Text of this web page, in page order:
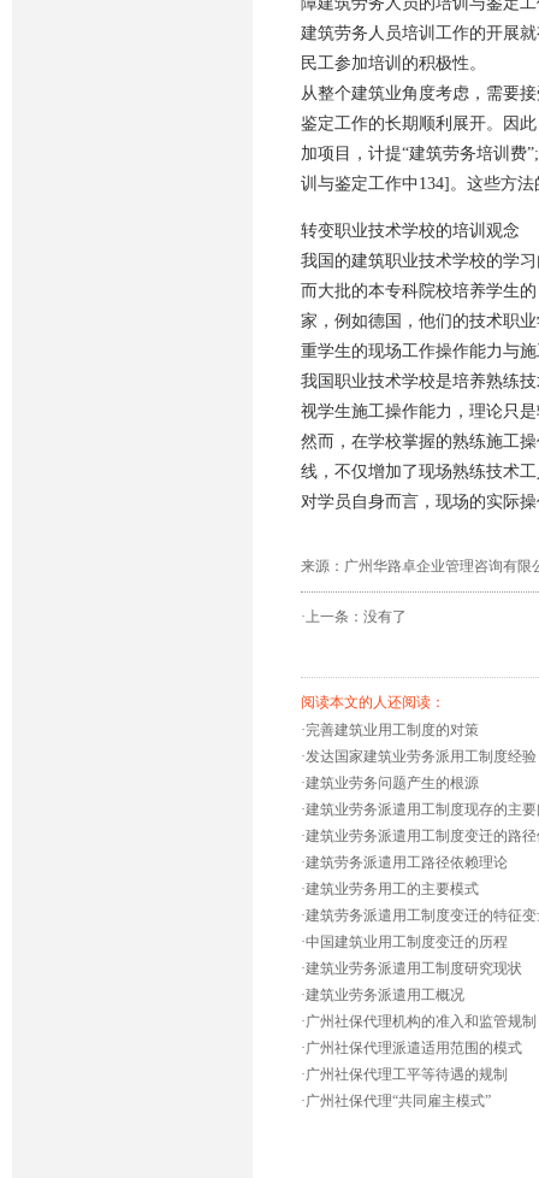
建筑劳务人员培训工作的开展
民工参加培训的积极性。
从整个建筑业角度考虑，需要
鉴定工作的长期顺利展开。因
加项目，计提“建筑劳务培训费
训与鉴定工作中134]。这些方
转变职业技术学校的培训观念
我国的建筑职业技术学校的学
而大批的本专科院校培养学生
家，例如德国，他们的技术职
重学生的现场工作操作能力与
我国职业技术学校是培养熟练
视学生施工操作能力，理论只
然而，在学校掌握的熟练施工
线，不仅增加了现场熟练技术
对学员自身而言，现场的实际
来源：广州华路卓企业管理咨询有限
·上一条：没有了
阅读本文的人还阅读：
·完善建筑业用工制度的对策
·发达国家建筑业劳务派用工制度经验
·建筑业劳务问题产生的根源
·建筑业劳务派遣用工制度现存的主
·建筑业劳务派遣用工制度变迁的路
·建筑劳务派遣用工路径依赖理论
·建筑业劳务用工的主要模式
·建筑劳务派遣用工制度变迁的特征
·中国建筑业用工制度变迁的历程
·建筑业劳务派遣用工制度研究现状
·建筑业劳务派遣用工概况
·广州社保代理机构的准入和监管规制
·广州社保代理派遣适用范围的模式
·广州社保代理工平等待遇的规制
·广州社保代理“共同雇主模式”